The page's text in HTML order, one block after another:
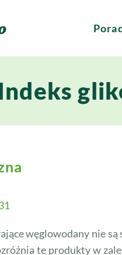
węglowodany nie
te produkty w